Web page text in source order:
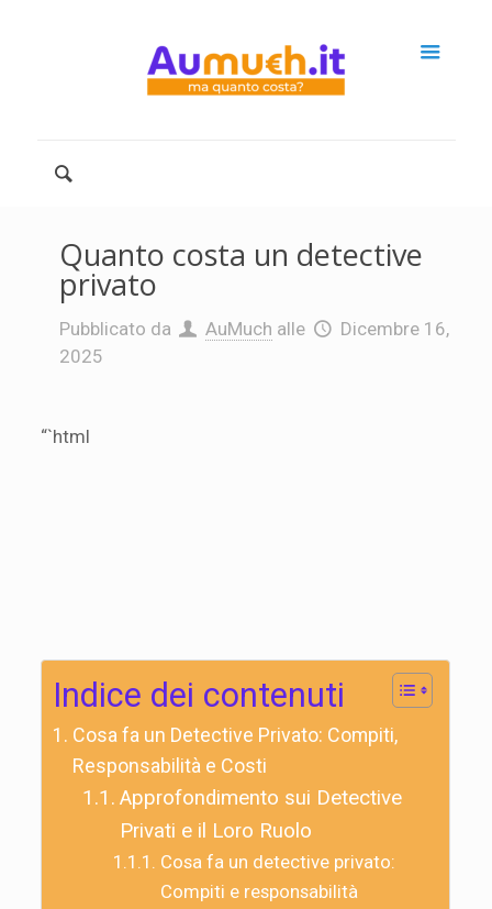
Quanto costa un detective
privato
Pubblicato da AuMuch alle
Dicembre 16,
2025
“`html
Indice dei contenuti
Cosa fa un Detective Privato: Compiti,
Responsabilità e Costi
Approfondimento sui Detective
Privati e il Loro Ruolo
Cosa fa un detective privato:
Compiti e responsabilità